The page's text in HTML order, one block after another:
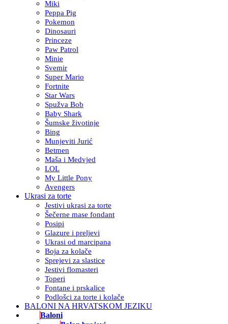
Miki
Peppa Pig
Pokemon
Dinosauri
Princeze
Paw Patrol
Minie
Svemir
Super Mario
Fortnite
Star Wars
Spužva Bob
Baby Shark
Šumske životinje
Bing
Munjeviti Jurić
Betmen
Maša i Medvjed
LOL
My Little Pony
Avengers
Ukrasi za torte
Jestivi ukrasi za torte
Šečerne mase fondant
Posipi
Glazure i preljevi
Ukrasi od marcipana
Boja za kolače
Sprejevi za slastice
Jestivi flomasteri
Toperi
Fontane i prskalice
Podlošci za torte i kolače
BALONI NA HRVATSKOM JEZIKU
Baloni